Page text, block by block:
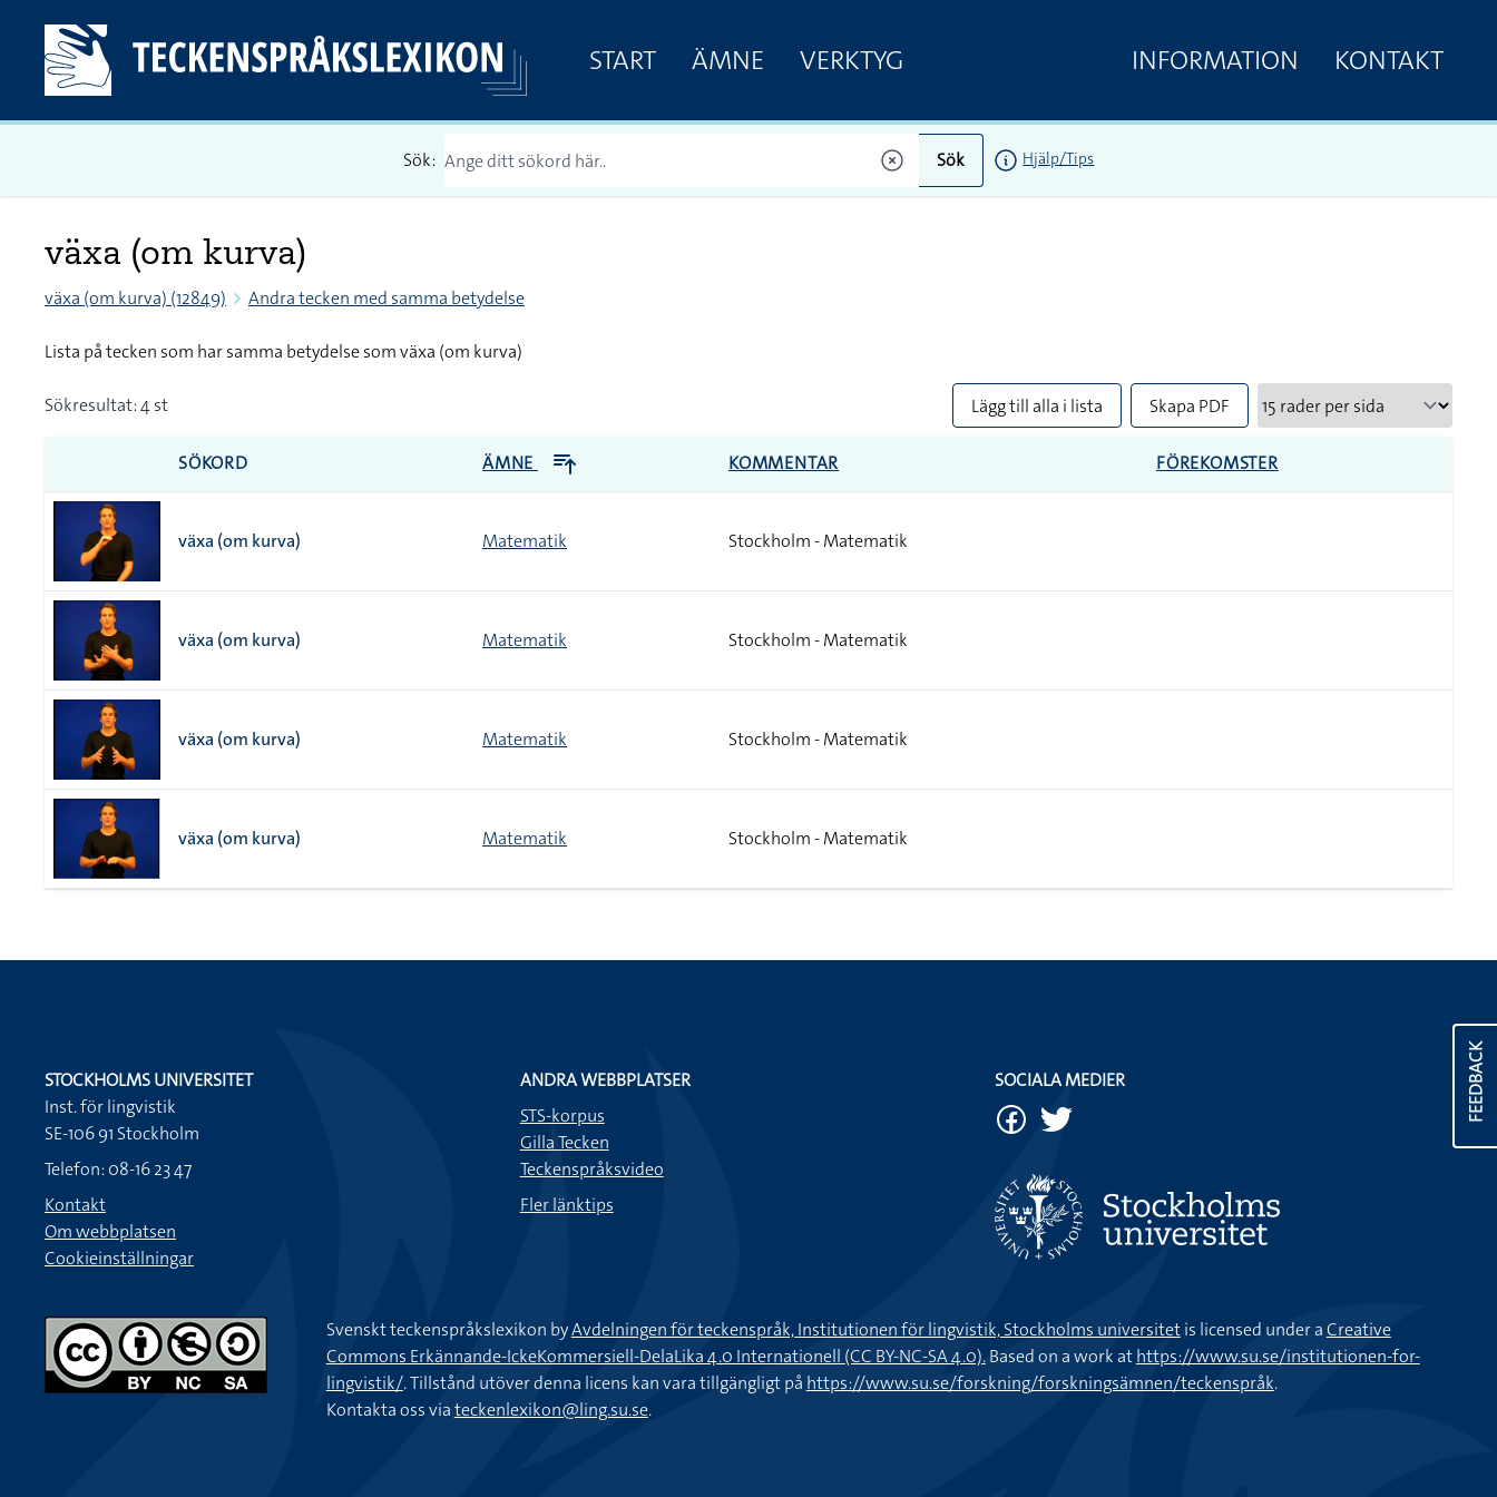
START ÄMNE VERKTYG INFORMATION KONTAKT
Sök: Sök Hjälp/Tips
växa (om kurva)
växa (om kurva) (12849) Andra tecken med samma betydelse
Lista på tecken som har samma betydelse som växa (om kurva)
Sökresultat: 4 st Lägg till alla i lista Skapa PDF
SÖKORD ÄMNE KOMMENTAR FÖREKOMSTER
växa (om kurva) Matematik Stockholm - Matematik
växa (om kurva) Matematik Stockholm - Matematik
växa (om kurva) Matematik Stockholm - Matematik
växa (om kurva) Matematik Stockholm - Matematik
FEEDBACK
STOCKHOLMS UNIVERSITET
Inst. för lingvistik
SE-106 91 Stockholm
Telefon: 08-16 23 47
Kontakt
Om webbplatsen
Cookieinställningar
ANDRA WEBBPLATSER
STS-korpus
Gilla Tecken
Teckenspråksvideo
Fler länktips
SOCIALA MEDIER
Svenskt teckenspråkslexikon byAvdelningen för teckenspråk, Institutionen för lingvistik, Stockholms universitetis licensed under aCreative
Commons Erkännande-IckeKommersiell-DelaLika 4.0 Internationell (CC BY-NC-SA 4.0).Based on a work athttps://www.su.se/institutionen-for-
lingvistik/. Tillstånd utöver denna licens kan vara tillgängligt på https://www.su.se/forskning/forskningsämnen/teckenspråk.
Kontakta oss viateckenlexikon@ling.su.se.